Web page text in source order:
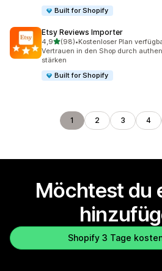
Built for Shopify
Etsy Reviews Importer
4,9von 5 Sternen
(98)
98 Rezensionen insgesamt
•Kostenloser Plan
Vertrauen in den Shop durch
stärken
Built for Shopify
1 2 3 4
Möchtest du
Shopify 3 Tage